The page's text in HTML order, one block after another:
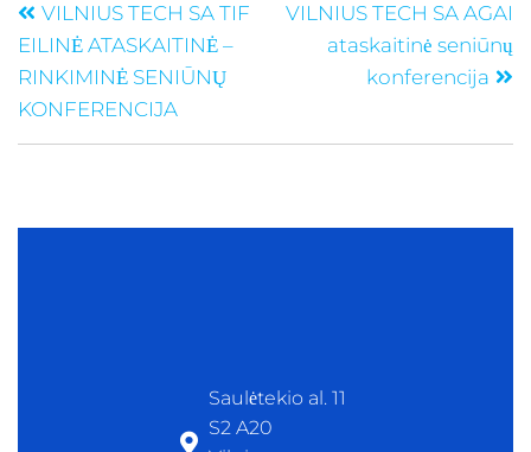
VILNIUS TECH SA TIF
EILINĖ ATASKAITINĖ –
RINKIMINĖ SENIŪNŲ
KONFERENCIJA
VILNIUS TECH SA AGAI
ataskaitinė seniūnų
konferencija
Saulėtekio al. 11
S2 A20